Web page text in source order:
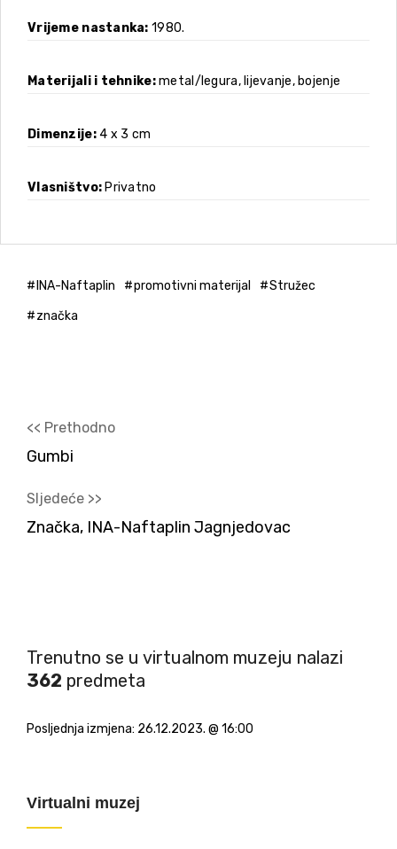
Vrijeme nastanka 1980.
Materijali i tehnike metal/legura, lijevanje, bojenje
Dimenzije 4 x 3 cm
Vlasništvo Privatno
INA-Naftaplin promotivni materijal
Stružec
značka
<< Prethodno
Gumbi
Sljedeće >>
Značka, INA-Naftaplin Jagnjedovac
Trenutno se u virtualnom muzeju nalazi
362 predmeta
Posljednja izmjena: 26.12.2023. @ 16:00
Virtualni muzej